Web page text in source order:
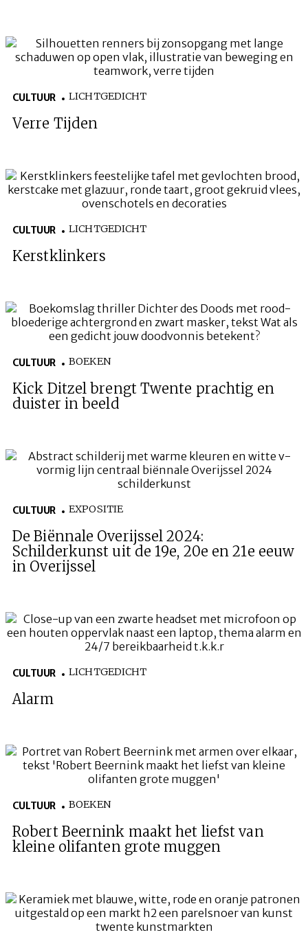
CULTUUR LICHTGEDICHT
Verre Tijden
CULTUUR LICHTGEDICHT
Kerstklinkers
CULTUUR BOEKEN
Kick Ditzel brengt Twente prachtig en
duister in beeld
CULTUUR EXPOSITIE
De Biënnale Overijssel 2024:
Schilderkunst uit de 19e, 20e en 21e eeuw
in Overijssel
CULTUUR LICHTGEDICHT
Alarm
CULTUUR BOEKEN
Robert Beernink maakt het liefst van
kleine olifanten grote muggen